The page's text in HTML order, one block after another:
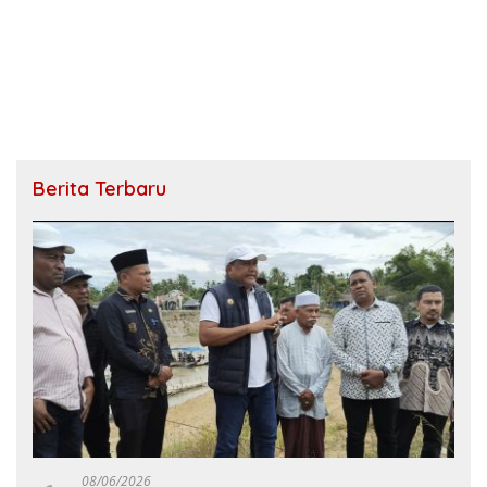
Berita Terbaru
08/06/2026